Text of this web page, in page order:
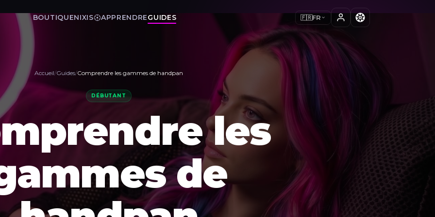
BOUTIQUENIXIS APPRENDREGUIDES 🇫🇷FR
Accueil/Guides/Comprendre les gammes de handpan
DÉBUTANT
les
de